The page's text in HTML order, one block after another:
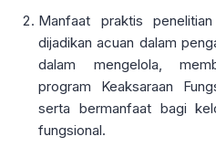
Manfaat praktis
dijadikan acuan dalam
dalam mengelola,
program Keaksaraan
serta bermanfaat bagi
fungsional.